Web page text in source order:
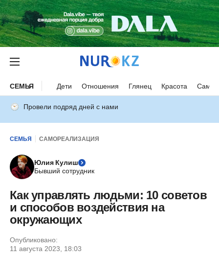
СЕМЬЯ Дети Отношения Глянец Красота
Провели подряд дней с нами
СЕМЬЯ САМОРЕАЛИЗАЦИЯ
Юлия Кулиш
Бывший сотрудник
Как управлять людьми: 10 советов
и способов воздействия на
окружающих
Опубликовано:
11 августа 2023, 18:03